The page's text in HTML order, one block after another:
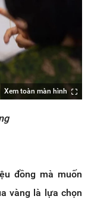
Xem toàn màn hình
đồng mà muốn
vàng là lựa chọn